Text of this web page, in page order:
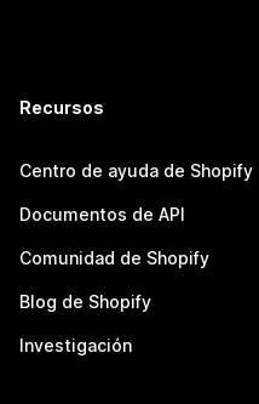
Recursos
Centro de ayuda de Shopify
Documentos de API
Comunidad de Shopify
Blog de Shopify
Investigación